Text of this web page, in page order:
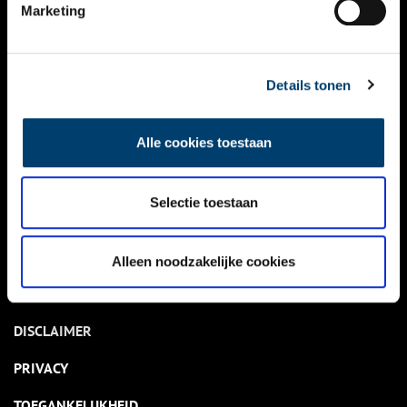
Marketing
Details tonen
Alle cookies toestaan
Selectie toestaan
Alleen noodzakelijke cookies
NIEUWS
KALENDER
ACTIVITEITEN
NIEUWSBRIEF
DISCLAIMER
PRIVACY